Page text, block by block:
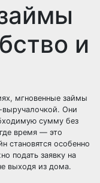
и
мгновенные займы
выручалочкой. Они
сумму без
время — это
становятся особенно
подать заявку на
выходя из дома.